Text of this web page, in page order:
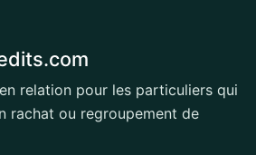
relation pour les particuliers qui
rachat ou regroupement de